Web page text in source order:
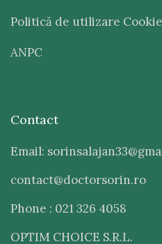
Politică de utilizare
ANPC
Contact
Email:
contact@doctorsorin.ro
Phone : 021 326 4058
OPTIM CHOICE S.R.L.